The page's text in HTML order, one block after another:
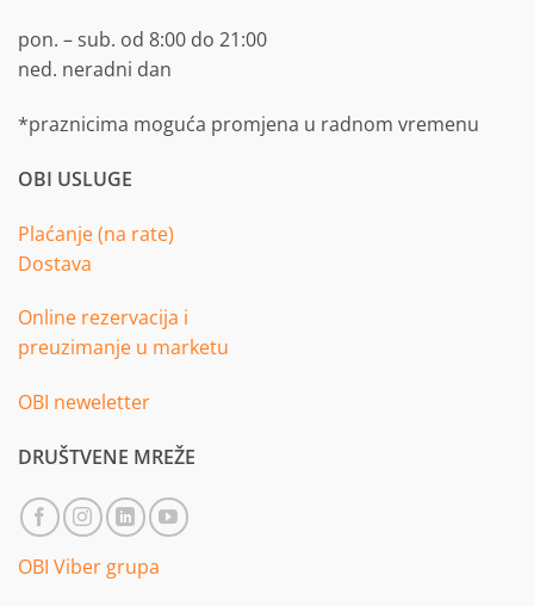
pon. – sub. od 8:00 do 21:00
ned. neradni dan
*praznicima moguća promjena u radnom vremenu
OBI USLUGE
Plaćanje (na rate)
Dostava
Online rezervacija i
preuzimanje u marketu
OBI neweletter
DRUŠTVENE MREŽE
OBI Viber grupa